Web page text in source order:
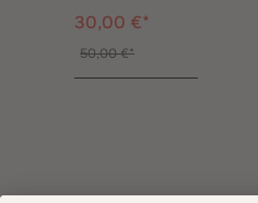
30,00 €*
50,00 €*